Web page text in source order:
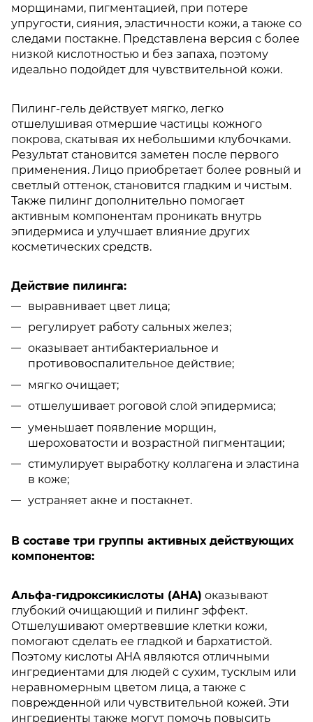
морщинами, пигментацией, при потере
упругости, сияния, эластичности кожи, а также со
следами постакне. Представлена версия с более
низкой кислотностью и без запаха, поэтому
идеально подойдет для чувствительной кожи.
Пилинг-гель действует мягко, легко
отшелушивая отмершие частицы кожного
покрова, скатывая их небольшими клубочками.
Результат становится заметен после первого
применения. Лицо приобретает более ровный и
светлый оттенок, становится гладким и чистым.
Также пилинг дополнительно помогает
активным компонентам проникать внутрь
эпидермиса и улучшает влияние других
косметических средств.
Действие пилинга:
выравнивает цвет лица;
регулирует работу сальных желез;
оказывает антибактериальное и
противовоспалительное действие;
мягко очищает;
отшелушивает роговой слой эпидермиса;
уменьшает появление морщин,
шероховатости и возрастной пигментации;
стимулирует выработку коллагена и эластина
в коже;
устраняет акне и постакнет.
В составе три группы активных действующих
компонентов:
Альфа-гидроксикислоты (AHA) оказывают
глубокий очищающий и пилинг эффект.
Отшелушивают омертвевшие клетки кожи,
помогают сделать ее гладкой и бархатистой.
Поэтому кислоты AHA являются отличными
ингредиентами для людей с сухим, тусклым или
неравномерным цветом лица, а также с
поврежденной или чувствительной кожей. Эти
ингредиенты также могут помочь повысить